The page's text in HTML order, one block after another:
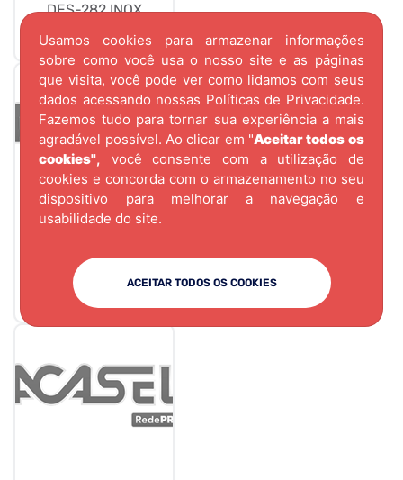
Usamos cookies para armazenar informações
sobre como você usa o nosso site e as páginas
que visita, você pode ver como lidamos com seus
dados acessando nossas Políticas de Privacidade.
Fazemos tudo para tornar sua experiência a mais
agradável possível. Ao clicar em "Aceitar todos os
cookies", você consente com a utilização de
cookies e concorda com o armazenamento no seu
dispositivo para melhorar a navegação e
usabilidade do site.
ACEITAR TODOS OS COOKIES
DES-282 INOX
06MTS (PONTEIRA)
BRANCA VONDER-
200X3,6 - ST